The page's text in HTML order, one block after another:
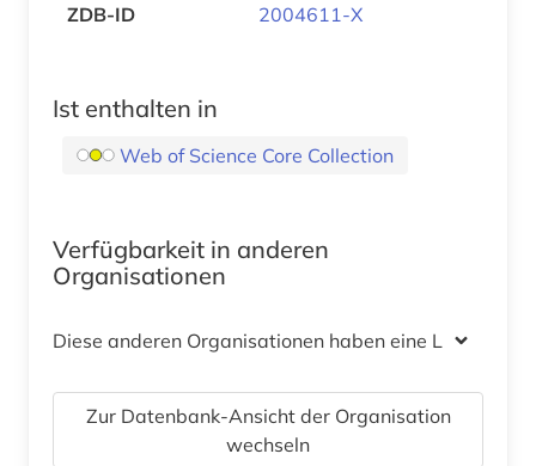
ZDB-ID 2004611-X
Ist enthalten in
Web of Science Core Collection
Verfügbarkeit in anderen
Organisationen
Diese anderen Organisationen haben eine Lizenz
Zur Datenbank-Ansicht der Organisation
wechseln